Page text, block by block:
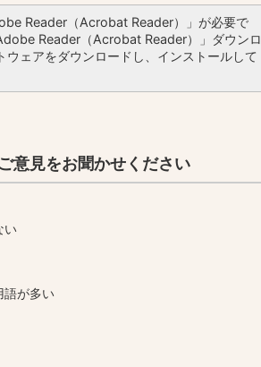
Reader（Acrobat Reader）」が必要で
Reader（Acrobat Reader）」ダウンロ
ェアをダウンロードし、インストールして
意見をお聞かせください
い
語が多い